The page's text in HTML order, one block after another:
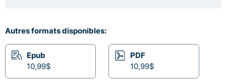
Autres formats disponibles:
Epub
10,99$
PDF
10,99$